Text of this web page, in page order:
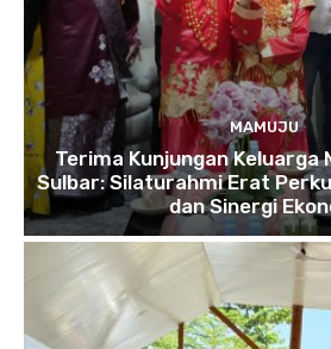
MAMUJU
Terima Kunjungan Keluarga
Sulbar: Silaturahmi Erat
dan Sinergi